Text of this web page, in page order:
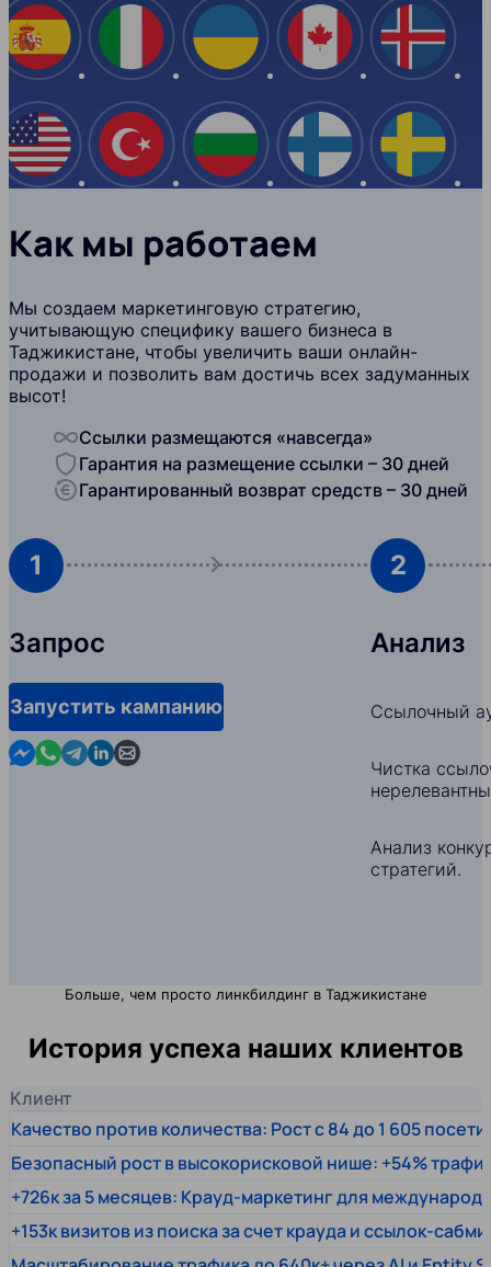
Испания
США
Италия
Турция
Украина
Болгария
Канада
Финляндия
Как мы работаем
Мы создаем маркетинговую стратегию,
учитывающую специфику вашего бизнеса в
Таджикистане, чтобы увеличить ваши онлайн-
продажи и позволить вам достичь всех задуманных
высот!
Ссылки размещаются «навсегда»
Гарантия на размещение ссылки – 30 дней
Гарантированный возврат средств – 30 дней
1
Запрос
Запустить кампанию
Contact us in Messenger
Contact us in WhatsApp
Contact us in Telegram
Contact us in Linkedin
Contact us by email
2
Анализ
Ссылочный
Чистка
Анализ
стратегий.
Больше, чем просто линкбилдинг в Таджикистане
История успеха наших клиентов
Клиент
Качество против количества: Рост с 84 до 1 605
Безопасный рост в высокорисковой нише: +54%
+726к за 5 месяцев: Крауд-маркетинг для
+153к визитов из поиска за счет крауда и ссылок-